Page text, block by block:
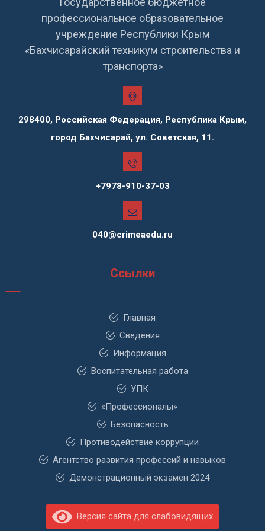
профессиональное образовательное
учреждение Республики Крым
«Бахчисарайский техникум строительства и
транспорта»
298400, Российская Федерация, Республика Крым,
город Бахчисарай, ул. Советская, 11.
+7978-910-37-03
040@crimeaedu.ru
Ссылки
Главная
Сведения
Информация
Воспитательная работа
УПК
«Профессионалы»
Безопасность
Противодействие коррупции
Агентство развития профессий и навыков
Демонстрационный экзамен 2024
Версия сайта для слабовидящих